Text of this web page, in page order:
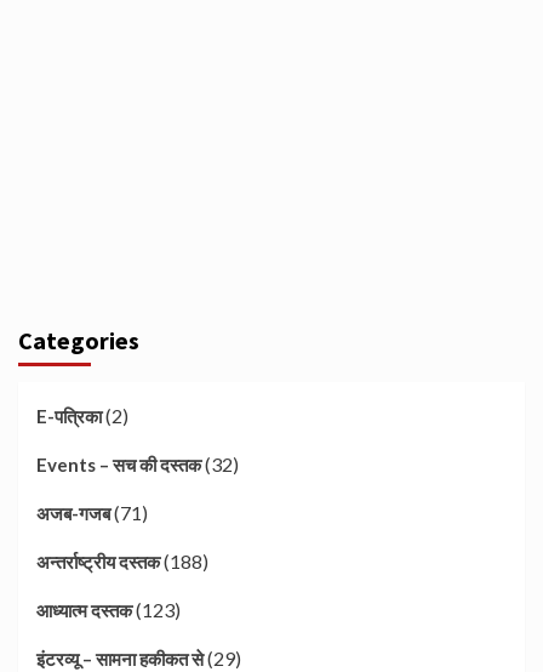
Categories
E-पत्रिका(2)
Events – सच की दस्तक(32)
अजब-गजब(71)
अन्तर्राष्ट्रीय दस्तक(188)
आध्यात्म दस्तक(123)
इंटरव्यू – सामना हकीकत से(29)